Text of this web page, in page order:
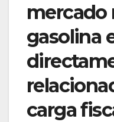
mercado
gasolina
carga